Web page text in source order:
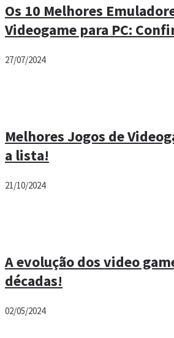
Os 10 Melhores
Videogame para PC:
27/07/2024
Melhores Jogos de
a lista!
21/10/2024
A evolução dos video
décadas!
02/05/2024